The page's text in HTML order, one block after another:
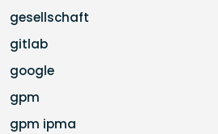
gesellschaft
gitlab
google
gpm
gpm ipma